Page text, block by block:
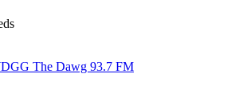
The Dawg 93.7 FM